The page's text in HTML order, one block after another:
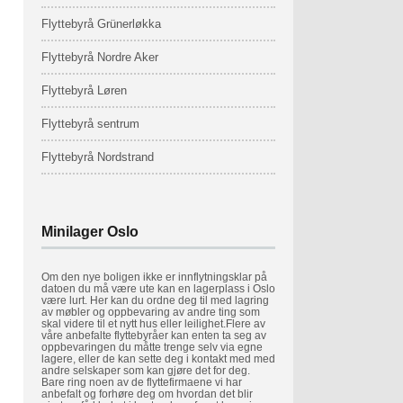
Flyttebyrå Grünerløkka
Flyttebyrå Nordre Aker
Flyttebyrå Løren
Flyttebyrå sentrum
Flyttebyrå Nordstrand
Minilager Oslo
Om den nye boligen ikke er innflytningsklar på
datoen du må være ute kan en lagerplass i Oslo
være lurt. Her kan du ordne deg til med lagring
av møbler og oppbevaring av andre ting som
skal videre til et nytt hus eller leilighet.Flere av
våre anbefalte flyttebyråer kan enten ta seg av
oppbevaringen du måtte trenge selv via egne
lagere, eller de kan sette deg i kontakt med med
andre selskaper som kan gjøre det for deg.
Bare ring noen av de flyttefirmaene vi har
anbefalt og forhøre deg om hvordan det blir